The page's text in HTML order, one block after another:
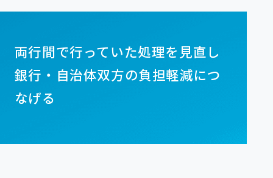
両行間で行っていた処理を見直し
銀行・自治体双方の負担軽減につ
なげる